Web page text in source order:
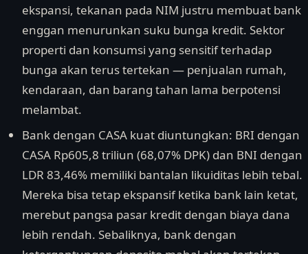
ekspansi, tekanan pada NIM justru membuat bank
enggan menurunkan suku bunga kredit. Sektor
properti dan konsumsi yang sensitif terhadap
bunga akan terus tertekan — penjualan rumah,
kendaraan, dan barang tahan lama berpotensi
melambat.
Bank dengan CASA kuat diuntungkan: BRI dengan
CASA Rp605,8 triliun (68,07% DPK) dan BNI dengan
LDR 83,46% memiliki bantalan likuiditas lebih tebal.
Mereka bisa tetap ekspansif ketika bank lain ketat,
merebut pangsa pasar kredit dengan biaya dana
lebih rendah. Sebaliknya, bank dengan